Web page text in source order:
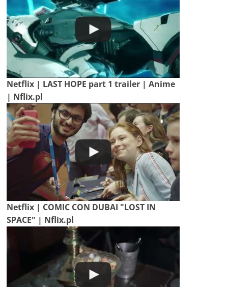
Netflix | LAST HOPE part 1 trailer | Anime
| Nflix.pl
Netflix | COMIC CON DUBAI "LOST IN
SPACE" | Nflix.pl